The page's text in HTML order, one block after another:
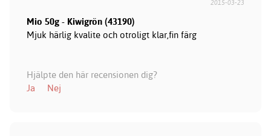
2015-03-23
Mio 50g - Kiwigrön (43190)
Mjuk härlig kvalite och otroligt klar,fin färg
Hjälpte den här recensionen dig?
Ja
Nej